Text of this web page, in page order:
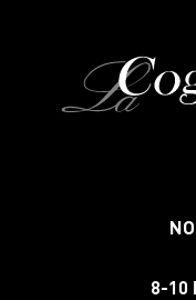
8-10